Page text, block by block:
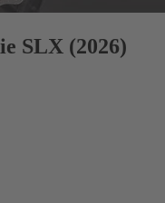
SLX (2026)